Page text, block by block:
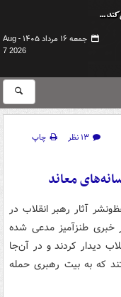
جمعه ۱۶ مرداد ۱۴۰۵ -
Aug
7 2026
۱۳ نظر
چاپ
معاند
آثار رهبر انقلاب در
خبری طنزآمیز مدعی شده
دیدار کردند و در آن‌جا
که به بیت رهبری حمله